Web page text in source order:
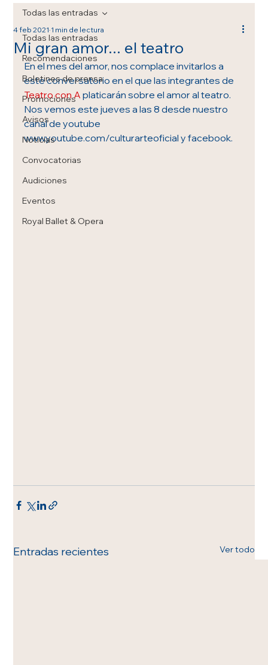
Todas las entradas
Recomendaciones
Boletines de prensa
Promociones
Avisos
Noticias
Convocatorias
Audiciones
Eventos
Royal Ballet & Opera
Todas las entradas
Mi gran amor... el teatro
4 feb 2021 1 min de lectura
En el mes del amor, nos complace invitarlos a
este conversatorio en el que las integrantes de
Teatro con A platicarán sobre el amor al teatro.
Nos vemos este jueves a las 8 desde nuestro
canal de youtube
www.youtube.com/culturarteoficial y facebook.
Entradas recientes Ver todo